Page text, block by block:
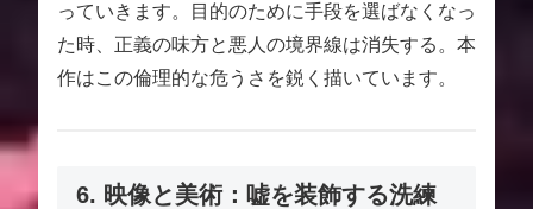
っていきます。目的のために手段を選ばなくなっ
た時、正義の味方と悪人の境界線は消失する。本
作はこの倫理的な危うさを鋭く描いています。
6. 映像と美術：嘘を装飾する洗練